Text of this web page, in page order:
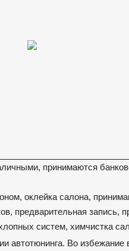
принимаются
оклейка салона,
предварительная запись,
систем, химчистка
автотюнинга. Во